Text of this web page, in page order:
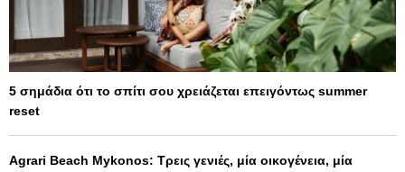
5 σημάδια ότι το σπίτι σου χρειάζεται επειγόντως summer
reset
Agrari Beach Mykonos: Τρεις γενιές, μία οικογένεια, μία